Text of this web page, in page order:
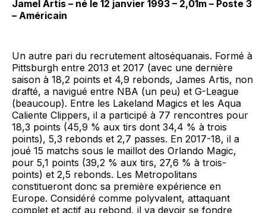
Jamel Artis – né le 12 janvier 1993 – 2,01m – Poste 3
– Américain
Un autre pari du recrutement altoséquanais. Formé à
Pittsburgh entre 2013 et 2017 (avec une dernière
saison à 18,2 points et 4,9 rebonds, James Artis, non
drafté, a navigué entre NBA (un peu) et G-League
(beaucoup). Entre les Lakeland Magics et les Aqua
Caliente Clippers, il a participé à 77 rencontres pour
18,3 points (45,9 % aux tirs dont 34,4 % à trois
points), 5,3 rebonds et 2,7 passes. En 2017-18, il a
joué 15 matchs sous le maillot des Orlando Magic,
pour 5,1 points (39,2 % aux tirs, 27,6 % à trois-
points) et 2,5 rebonds. Les Metropolitans
constitueront donc sa première expérience en
Europe. Considéré comme polyvalent, attaquant
complet et actif au rebond, il va devoir se fondre